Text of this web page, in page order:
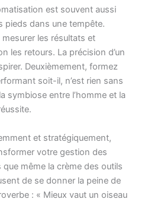
est souvent aussi
pieds dans une tempête.
les résultats et
les retours. La précision d’un
Deuxièmement, formez
soit-il, n’est rien sans
symbiose entre l’homme et la
et stratégiquement,
votre gestion des
même la crème des outils
de se donner la peine de
: « Mieux vaut un oiseau